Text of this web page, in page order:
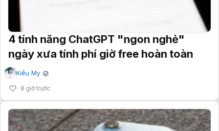
4 tính năng ChatGPT "ngon nghẻ"
ngày xưa tính phí giờ free hoàn toàn
Kiều My ✔
8 giờ trước